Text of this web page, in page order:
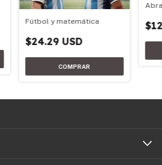
Fútbol y matemática
$24.29 USD